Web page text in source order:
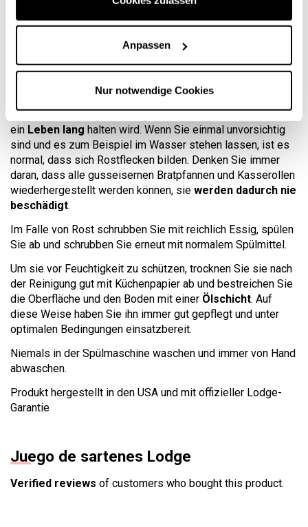
Anpassen
Nur notwendige Cookies
Eisen einen Namen gemacht, da alle Produkte
jegliche Behandlunghergestellt werden.
Das bringt viele Vorteile beim Kochen mit sich, aber wir
müssen einige Tipps beachten, um dieses Material gut
kennenzulernen und über Jahre hinweg das Beste daraus
Denken Sie daran, dass Eisen, wenn Sie es richtig pflegen,
ein Leben lang halten wird. Wenn Sie einmal unvorsichtig
sind und es zum Beispiel im Wasser stehen lassen, ist es
normal, dass sich Rostflecken bilden. Denken Sie immer
daran, dass alle gusseisernen Bratpfannen und Kasserollen
wiederhergestellt werden können, sie werden dadurch nie
beschädigt.
Im Falle von Rost schrubben Sie mit reichlich Essig, spülen
Sie ab und schrubben Sie erneut mit normalem Spülmittel.
Um sie vor Feuchtigkeit zu schützen, trocknen Sie sie nach
der Reinigung gut mit Küchenpapier ab und bestreichen Sie
die Oberfläche und den Boden mit einer Ölschicht. Auf
diese Weise haben Sie ihn immer gut gepflegt und unter
optimalen Bedingungen einsatzbereit.
Niemals in der Spülmaschine waschen und immer von Hand
abwaschen.
Produkt hergestellt in den USA und mit offizieller Lodge-
Garantie
Juego de sartenes Lodge
Verified reviews of customers who bought this product.